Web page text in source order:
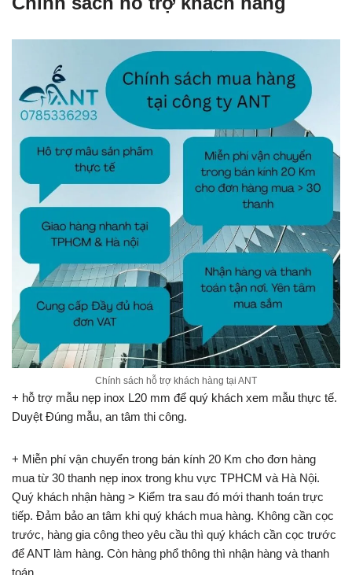
Chính sách hỗ trợ khách hàng tại ANT
+ hỗ trợ mẫu nẹp inox L20 mm để quý khách xem mẫu thực tế.
Duyệt Đúng mẫu, an tâm thi công.
+ Miễn phí vận chuyển trong bán kính 20 Km cho đơn hàng
mua từ 30 thanh nẹp inox trong khu vực TPHCM và Hà Nội.
Quý khách nhận hàng > Kiểm tra sau đó mới thanh toán trực
tiếp. Đảm bảo an tâm khi quý khách mua hàng. Không cần cọc
trước, hàng gia công theo yêu cầu thì quý khách cần cọc trước
để ANT làm hàng. Còn hàng phổ thông thì nhận hàng và thanh
toán